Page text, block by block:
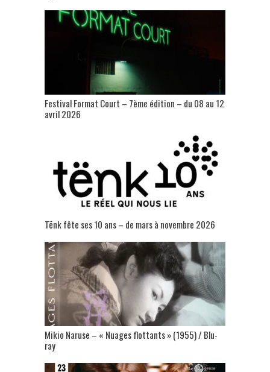
Festival Format Court – 7ème édition – du 08 au 12
avril 2026
Tënk fête ses 10 ans – de mars à novembre 2026
Mikio Naruse – « Nuages flottants » (1955) / Blu-
ray